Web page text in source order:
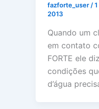
fazforte_user /
2013
Quando um
em contato
FORTE ele
condições
d’água